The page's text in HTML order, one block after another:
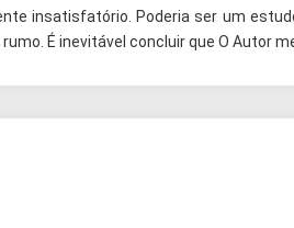
insatisfatório. Poderia ser um
É inevitável concluir que O Autor